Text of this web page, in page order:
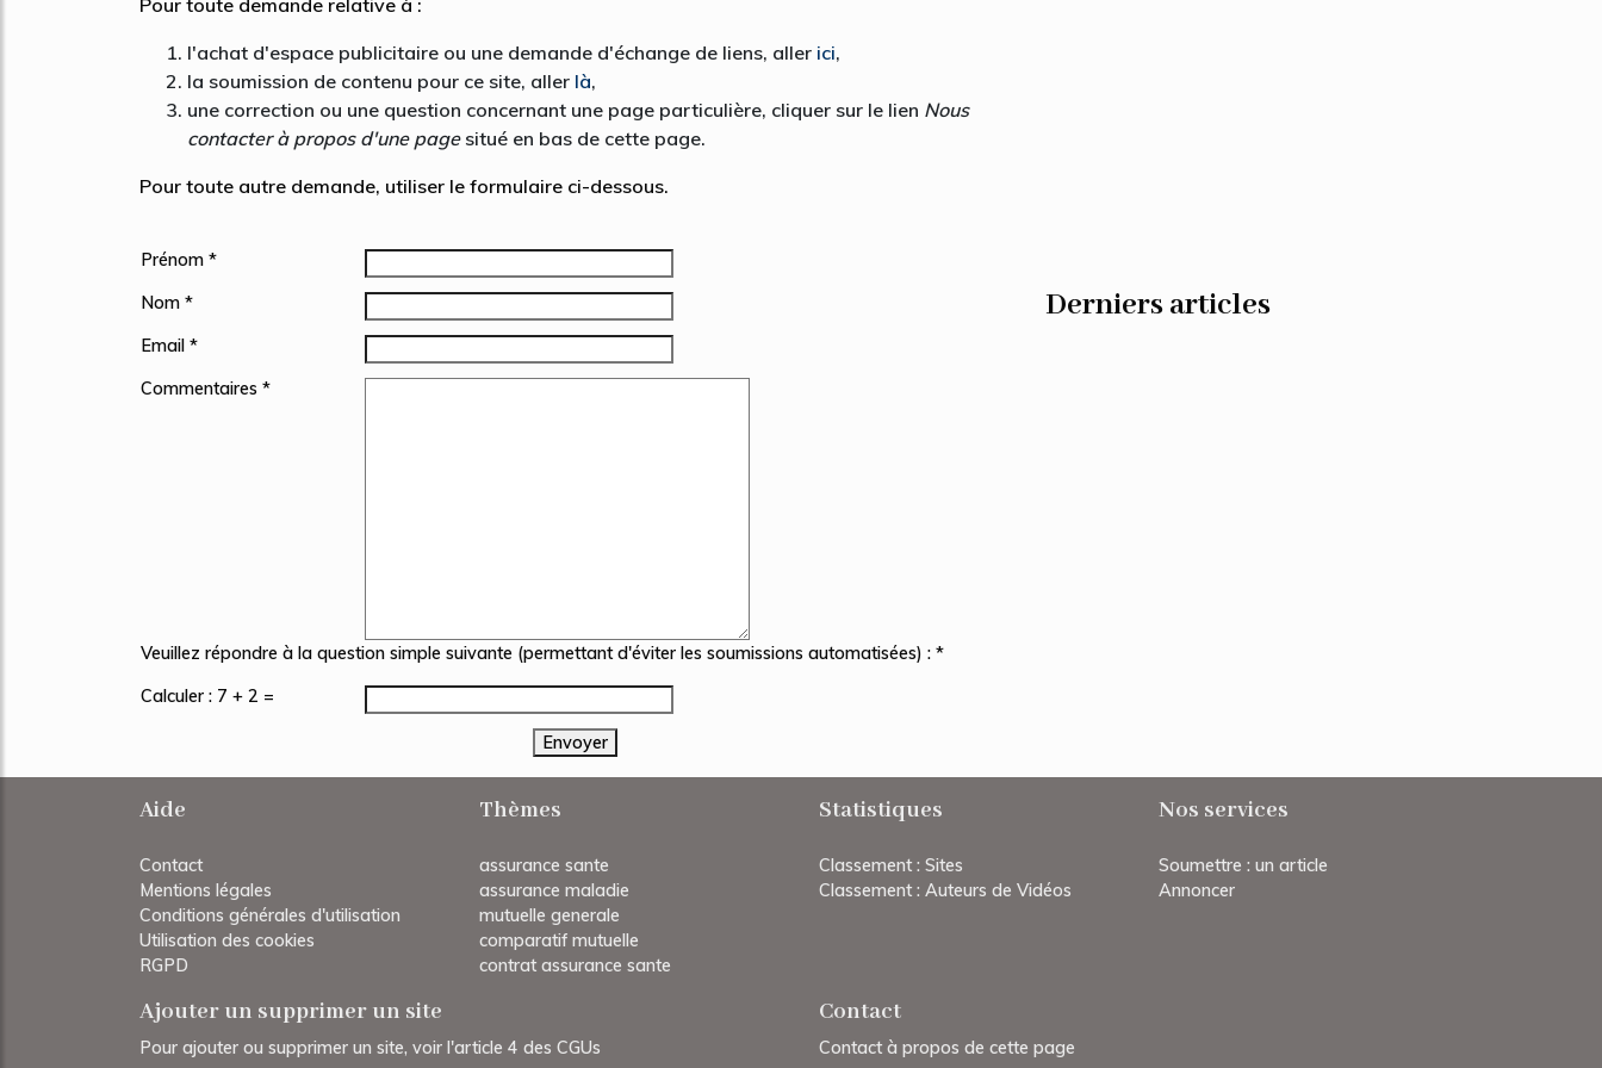
Pour toute demande relative à :
l'achat d'espace publicitaire ou une demande d'échange de liens, aller ici,
la soumission de contenu pour ce site, aller là,
une correction ou une question concernant une page particulière, cliquer sur le lien Nous
contacter à propos d'une pagesitué en bas de cette page.
Pour toute autre demande, utiliser le formulaire ci-dessous.
Prénom *
Nom *
Email *
Commentaires *
Veuillez répondre à la question simple suivante (permettant d'éviter les soumissions automatisées) : *
Calculer : 7 + 2 =
Derniers articles
Aide
Contact
Mentions légales
Conditions générales d'utilisation
Utilisation des cookies
RGPD
Thèmes
assurance sante
assurance maladie
mutuelle generale
comparatif mutuelle
contrat assurance sante
Statistiques
Classement : Sites
Classement : Auteurs de Vidéos
Nos services
Soumettre : un article
Annoncer
Ajouter un supprimer un site
Pour ajouter ou supprimer un site, voir l'article 4 des CGUs
Contact
Contact à propos de cette page